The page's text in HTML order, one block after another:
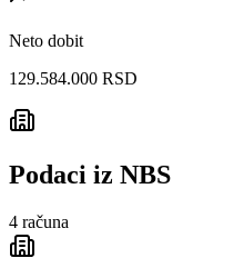
Neto dobit
129.584.000 RSD
Podaci iz NBS
4 računa